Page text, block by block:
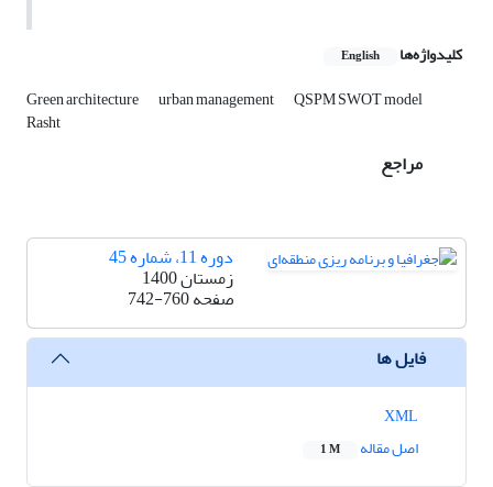
کلیدواژه‌ها English
Green architecture urban management QSPM SWOT model
Rasht
مراجع
دوره 11، شماره 45
زمستان 1400
صفحه742-760
فایل ها
اصل مقاله
1 M